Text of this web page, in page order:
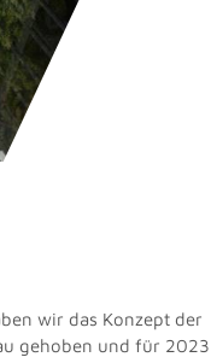
wir das Konzept der
gehoben und für 2023